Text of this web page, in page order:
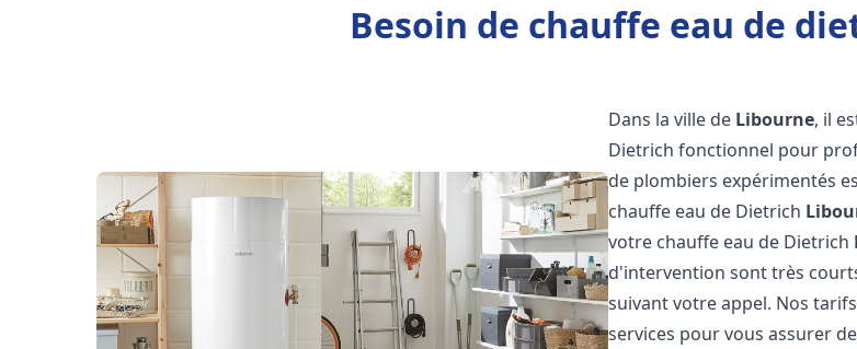
Besoin de chauffe eau de
Dans la ville de Libourne, il
Dietrich fonctionnel pour
de plombiers expérimentés
chauffe eau de Dietrich
votre chauffe eau de Dietrich
d'intervention sont très
suivant votre appel. Nos
services pour vous assurer